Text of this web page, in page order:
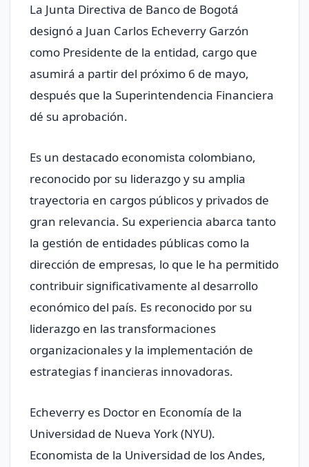
La Junta Directiva de Banco de Bogotá
designó a Juan Carlos Echeverry Garzón
como Presidente de la entidad, cargo que
asumirá a partir del próximo 6 de mayo,
después que la Superintendencia Financiera
dé su aprobación.
Es un destacado economista colombiano,
reconocido por su liderazgo y su amplia
trayectoria en cargos públicos y privados de
gran relevancia. Su experiencia abarca tanto
la gestión de entidades públicas como la
dirección de empresas, lo que le ha permitido
contribuir significativamente al desarrollo
económico del país. Es reconocido por su
liderazgo en las transformaciones
organizacionales y la implementación de
estrategias f inancieras innovadoras.
Echeverry es Doctor en Economía de la
Universidad de Nueva York (NYU).
Economista de la Universidad de los Andes,